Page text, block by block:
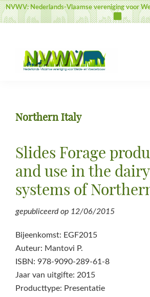
Door
naar
inhoud
Spring
naar
sidebar
Spring
naar
NVWV: Nederlands-Vlaamse vereniging voor
voor
en
Voederbouw
Northern Italy
Slides Forage
and use in the
systems of
gepubliceerd op 12/06/2015
Bijeenkomst: EGF2015
Auteur: Mantovi P.
ISBN: 978-9090-289-61-8
Jaar van uitgifte: 2015
Producttype: Presentatie